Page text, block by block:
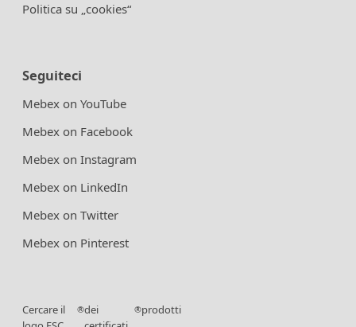
Politica su „cookies“
Seguiteci
Mebex on YouTube
Mebex on Facebook
Mebex on Instagram
Mebex on LinkedIn
Mebex on Twitter
Mebex on Pinterest
Cercare il
®dei
®prodotti